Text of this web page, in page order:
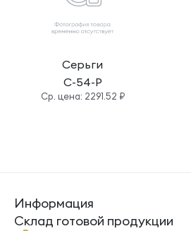
Серьги
С-54-Р
Cр. цена: 2291.52 ₽
Информация
Склад готовой
продукции
Помощь
Cклад готовой продукции
Кресты Ложки